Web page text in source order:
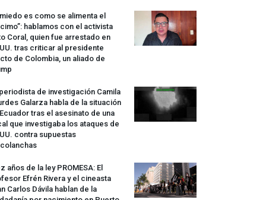
miedo es como se alimenta el
hablamos con el activista
Coral, quien fue arrestado en
tras criticar al presidente
de Colombia, un aliado de
de investigación Camila
Galarza habla de la situación
tras el asesinato de una
que investigaba los ataques de
contra supuestas
años de la leyPROMESA: El
Efrén Rivera y el cineasta
Carlos Dávila hablan de la